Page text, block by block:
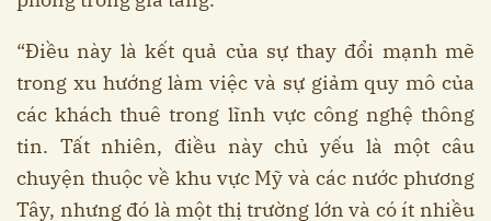
“Điều này là kết quả của sự thay đổi mạnh mẽ
trong xu hướng làm việc và sự giảm quy mô của
các khách thuê trong lĩnh vực công nghệ thông
tin. Tất nhiên, điều này chủ yếu là một câu
chuyện thuộc về khu vực Mỹ và các nước phương
Tây, nhưng đó là một thị trường lớn và có ít nhiều